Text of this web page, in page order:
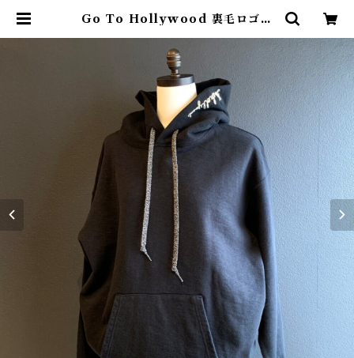
Go To Hollywood 裏毛ロゴ刺